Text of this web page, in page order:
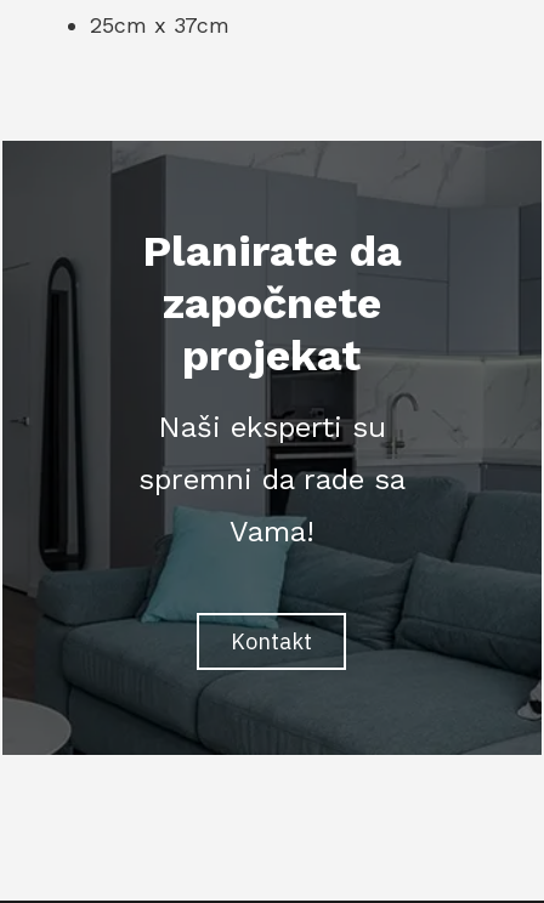
25cm x 37cm
Planirate da
započnete
projekat
Naši eksperti su
spremni da rade sa
Vama!
Kontakt